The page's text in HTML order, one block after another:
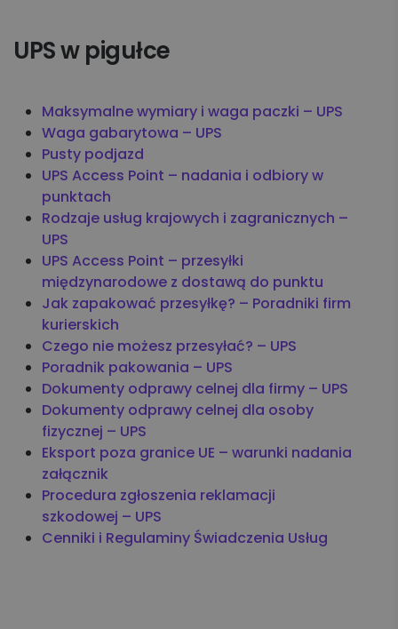
Pierwsze kroki
Płatności i faktury
Reklamacje
Nadawanie
Koszyk zleceń, importy, integracje
Przesyłki krajowe
Przesyłki międzynarodowe
Palety krajowe i międzynarodowe
Apaczka PRO
Regulaminy i Cenniki
UPS w pigułce
Maksymalne wymiary i waga paczki – UPS
Waga gabarytowa – UPS
Pusty podjazd
UPS Access Point – nadania i odbiory w
punktach
Rodzaje usług krajowych i zagranicznych –
UPS
UPS Access Point – przesyłki
międzynarodowe z dostawą do punktu
Jak zapakować przesyłkę? – Poradniki firm
kurierskich
Czego nie możesz przesyłać? – UPS
Poradnik pakowania – UPS
Dokumenty odprawy celnej dla firmy – UPS
Dokumenty odprawy celnej dla osoby
fizycznej – UPS
Eksport poza granice UE – warunki nadania
załącznik
Procedura zgłoszenia reklamacji
szkodowej – UPS
Cenniki i Regulaminy Świadczenia Usług